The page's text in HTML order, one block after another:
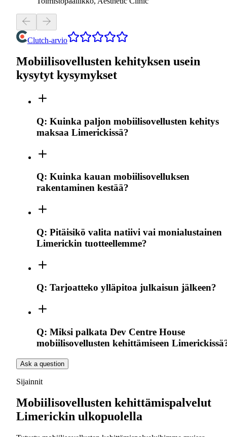
Clutch-arvio
Mobiilisovellusten kehityksen usein
kysytyt kysymykset
Q: Kuinka paljon mobiilisovellusten kehitys
maksaa Limerickissä?
Q: Kuinka kauan mobiilisovelluksen
rakentaminen kestää?
Q: Pitäisikö valita natiivi vai monialustainen
Limerickin tuotteellemme?
Q: Tarjoatteko ylläpitoa julkaisun jälkeen?
Q: Miksi palkata Dev Centre House
mobiilisovellusten kehittämiseen
Ask a question
Sijainnit
Mobiilisovellusten kehittämispalvelut
Limerickin ulkopuolella